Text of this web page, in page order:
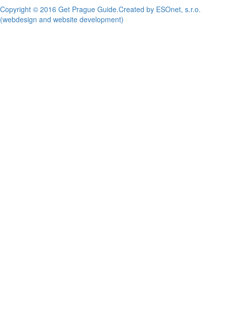
Copyright © 2016 Get Prague Guide.Created by ESOnet, s.r.o.
(webdesign and website development)